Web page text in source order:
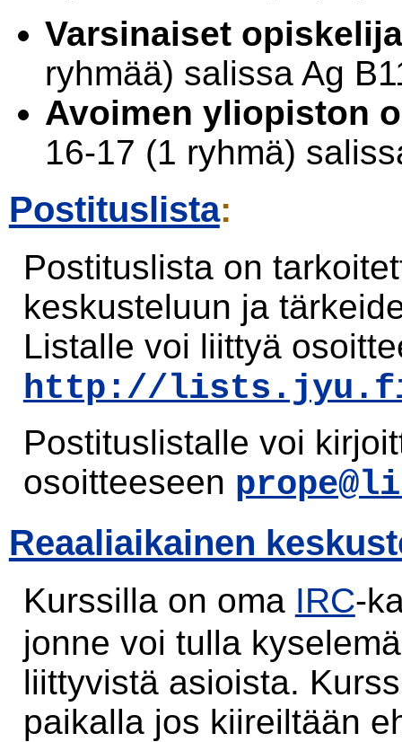
Varsinaiset
ryhmää) salissa Ag
Avoimen yliopiston
16-17 (1 ryhmä)
Postituslista:
Postituslista on
keskusteluun ja
Listalle voi liittyä
http://lists.jyu.fi/
Postituslistalle voi
osoitteeseen
Reaaliaikainen
Kurssilla on oma IRC-
jonne voi tulla
liittyvistä asioista.
paikalla jos kiireiltään